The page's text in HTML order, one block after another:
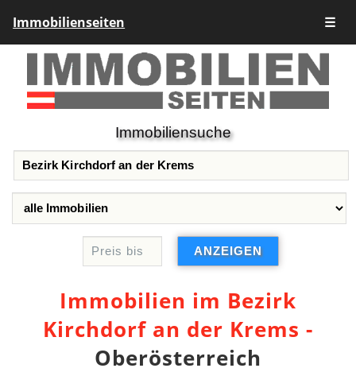
Immobilienseiten ☰
Immobiliensuche
Immobilien im Bezirk
Kirchdorf an der Krems -
Oberösterreich